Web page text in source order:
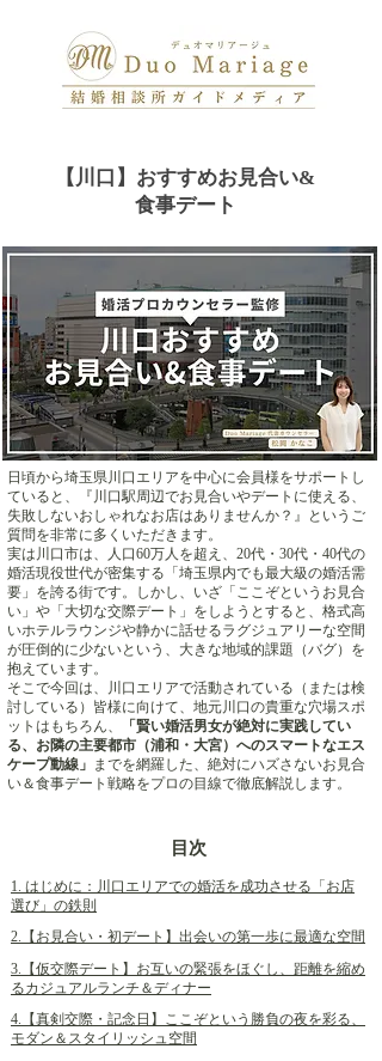
【川口】おすすめお見合い&
食事デート
日頃から埼玉県川口エリアを中心に会員様をサポートし
ていると、『川口駅周辺でお見合いやデートに使える、
失敗しないおしゃれなお店はありませんか？』というご
質問を非常に多くいただきます。
実は川口市は、人口60万人を超え、20代・30代・40代の
婚活現役世代が密集する「埼玉県内でも最大級の婚活需
要」を誇る街です。しかし、いざ「ここぞというお見合
い」や「大切な交際デート」をしようとすると、格式高
いホテルラウンジや静かに話せるラグジュアリーな空間
が圧倒的に少ないという、大きな地域的課題（バグ）を
抱えています。
そこで今回は、川口エリアで活動されている（または検
討している）皆様に向けて、地元川口の貴重な穴場スポ
ットはもちろん、
「賢い婚活男女が絶対に実践してい
る、お隣の主要都市（浦和・大宮）へのスマートなエス
ケープ動線」 までを網羅した、絶対にハズさないお見合
い＆食事デート戦略をプロの目線で徹底解説します。
目次
1. はじめに：川口エリアでの婚活を成功させる「お店
選び」の鉄則
2.【お見合い・初デート】出会いの第一歩に最適な空間
3.【仮交際デート】お互いの緊張をほぐし、距離を縮め
るカジュアルランチ＆ディナー
4.【真剣交際・記念日】ここぞという勝負の夜を彩る、
モダン＆スタイリッシュ空間